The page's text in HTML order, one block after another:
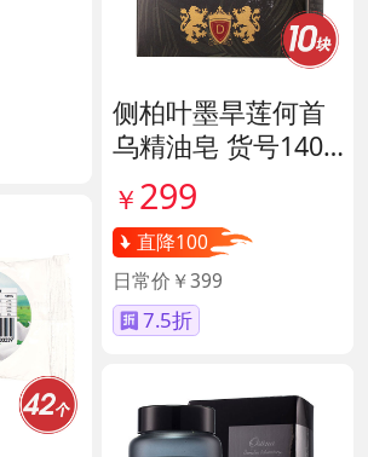
侧柏叶墨旱莲何首
乌精油皂 货号1400
57
￥ 299
直降100
日常价￥399
7.5折